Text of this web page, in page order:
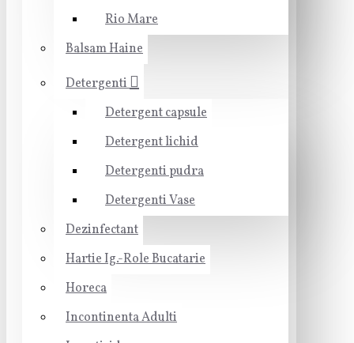
Rio Mare
Balsam Haine
Detergenti
Detergent capsule
Detergent lichid
Detergenti pudra
Detergenti Vase
Dezinfectant
Hartie Ig.-Role Bucatarie
Horeca
Incontinenta Adulti